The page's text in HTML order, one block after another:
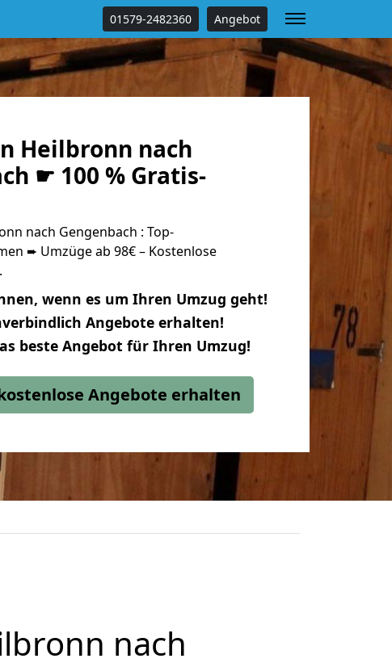
01579-2482360 Angebot
Heilbronn nach
☛ 100 % Gratis-
nach Gengenbach : Top-
➨ Umzüge ab 98€ – Kostenlose
wenn es um Ihren Umzug geht!
Angebote erhalten!
beste Angebot für Ihren Umzug!
Angebote erhalten
nach